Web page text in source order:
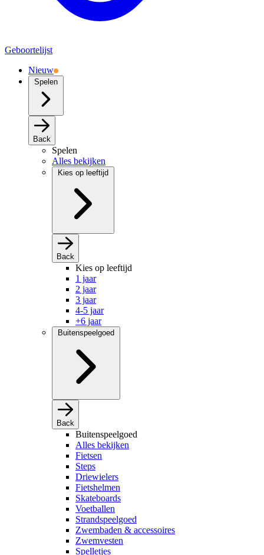
Geboortelijst
Nieuw
Spelen
Back
Spelen
Alles bekijken
Kies op leeftijd
Back
Kies op leeftijd
1 jaar
2 jaar
3 jaar
4-5 jaar
+6 jaar
Buitenspeelgoed
Back
Buitenspeelgoed
Alles bekijken
Fietsen
Steps
Driewielers
Fietshelmen
Skateboards
Voetballen
Strandspeelgoed
Zwembaden & accessoires
Zwemvesten
Spelletjes